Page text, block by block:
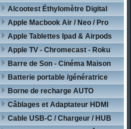
Alcootest Éthylomètre Digital
Apple Macbook Air / Neo / Pro
Apple Tablettes Ipad & Airpods
Apple TV - Chromecast - Roku
Barre de Son - Cinéma Maison
Batterie portable /génératrice
Borne de recharge AUTO
Câblages et Adaptateur HDMI
Cable USB-C / Chargeur / HUB